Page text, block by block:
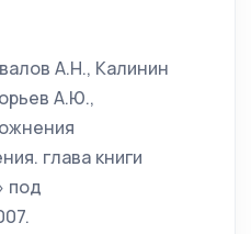
А.Н., Калинин
А.Ю.,
глава книги
под